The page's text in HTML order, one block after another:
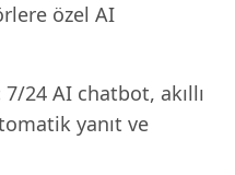
özel AI
7/24 AI chatbot, akıllı
yanıt ve